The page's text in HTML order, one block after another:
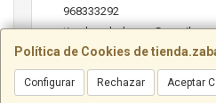
Política de Cookies de
Configurar Rechazar Aceptar
968333292
tienda.zabalavera@gmail.com
Horario